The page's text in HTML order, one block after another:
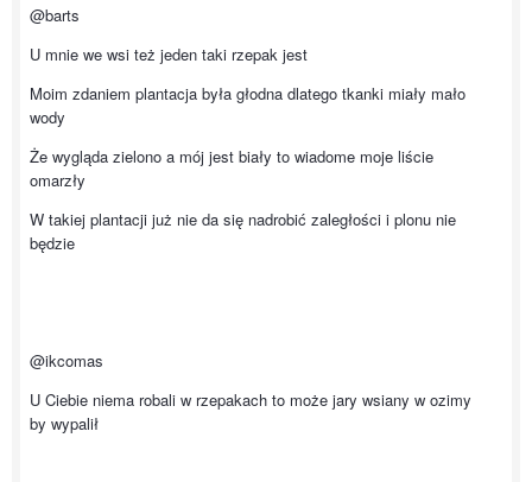
@barts
U mnie we wsi też jeden taki rzepak jest
Moim zdaniem plantacja była głodna dlatego tkanki miały mało
wody
Że wygląda zielono a mój jest biały to wiadome moje liście
omarzły
W takiej plantacji już nie da się nadrobić zaległości i plonu nie
będzie
@ikcomas
U Ciebie niema robali w rzepakach to może jary wsiany w ozimy
by wypalił